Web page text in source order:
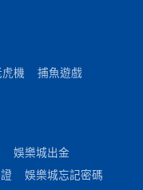
虎機
捕魚遊戲
娛樂城出金
娛樂城忘記密碼